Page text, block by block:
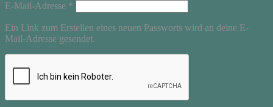
E-Mail-Adresse *
Ein Link zum Erstellen eines neuen Passworts wird an deine E-
Mail-Adresse gesendet.